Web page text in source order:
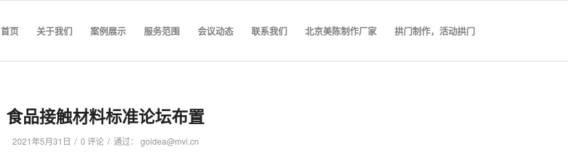
首页 关于我们 案例展示 服务范围 会议动态 联系我们 北京美陈制作厂家 拱门制作，活动拱门
食品接触材料标准论坛布置
2021年5月31日 / 0 评论 / 通过： goidea@mvi.cn